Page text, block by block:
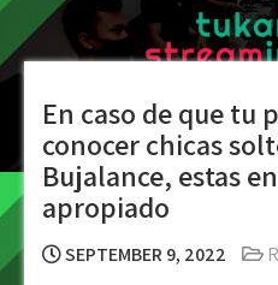
En caso de que tu
conocer chicas
Bujalance, estas
apropiado
SEPTEMBER 9, 2022